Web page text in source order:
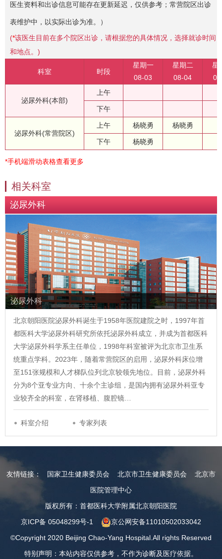
医生资料和出诊信息可能存在更新延迟，仅供参考；常营院区出诊
表维护中，以实际出诊为准。）
(*该医生目前在多个院区出诊，请根据您的具体情况，选择就诊时间
和地点。)
科室 时段
星期一
08-03
星期二
08-04
星
泌尿外科(本部)
上午
下午
泌尿外科(常营院区)
上午 杨晓勇 杨晓勇
下午 杨晓勇
*手机端滑动表格查看更多
相关科室
泌尿外科
泌尿外科
北京朝阳医院泌尿外科诞生于1958年医院建院之时，1997年首
都医科大学泌尿外科研究所依托泌尿外科成立，并成为首都医科
大学泌尿外科学系主任单位，1998年科室被评为北京市卫生系
统重点学科。2023年，随着常营院区的启用，泌尿外科床位增
至151张规模和人才梯队位列北京较领先地位。目前，泌尿外科
分为8个亚专业方向、十余个主诊组，是国内拥有泌尿外科亚专
业较齐全的科室，在肾移植、腹腔镜…
科室介绍 专家列表
友情链接： 国家卫生健康委员会 北京市卫生健康委员会
北京市
医院管理中心
版权所有：首都医科大学附属北京朝阳医院
京ICP备 05048299号-1
京公网安备11010502033042
©Copyright 2020 Beijing Chao-Yang Hospital.All rights Reserved
特别声明：本站内容仅供参考，不作为诊断及医疗依据。